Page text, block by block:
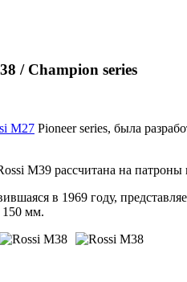
/ Champion series
M27 Pioneer series, была
M39 рассчитана на
в 1969 году,
150 мм.